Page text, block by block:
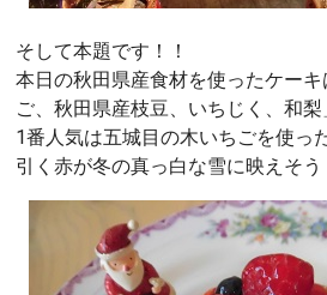
そして本題です！！
本日の秋田県産食材を使ったケー
ご、秋田県産枝豆、いちじく、和梨
1番人気は五城目の木いちごを使っ
引く赤が冬の真っ白な雪に映えそう